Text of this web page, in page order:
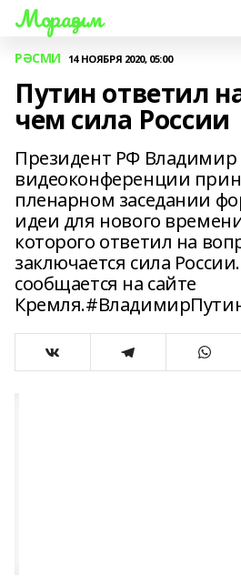
Мораҙым
РӘСМИ 14 НОЯБРЯ 2020, 05:00
Путин ответил
чем сила России
Президент РФ
видеоконференции
пленарном заседании
идеи для нового
которого ответил на
заключается сила
сообщается на сайте